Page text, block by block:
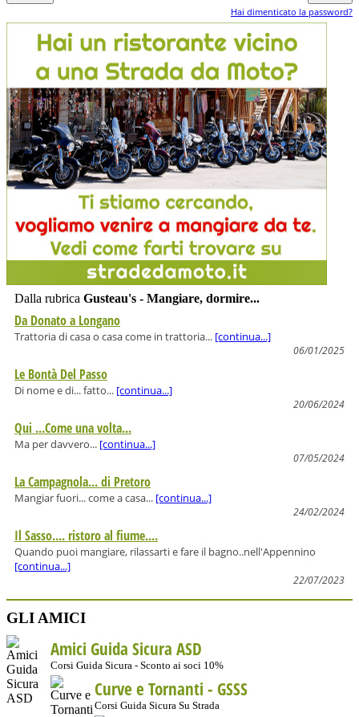
Hai dimenticato la password?
Dalla rubrica Gusteau's - Mangiare, dormire...
Da Donato a Longano
Trattoria di casa o casa come in trattoria... [continua...]
06/01/2025
Le Bontà Del Passo
Di nome e di... fatto... [continua...]
20/06/2024
Qui ...Come una volta...
Ma per davvero... [continua...]
07/05/2024
La Campagnola... di Pretoro
Mangiar fuori... come a casa... [continua...]
24/02/2024
Il Sasso.... ristoro al fiume....
Quando puoi mangiare, rilassarti e fare il bagno..nell'Appennino
[continua...]
22/07/2023
GLI AMICI
Amici Guida Sicura ASD
Corsi Guida Sicura - Sconto ai soci 10%
Curve e Tornanti - GSSS
Corsi Guida Sicura Su Strada